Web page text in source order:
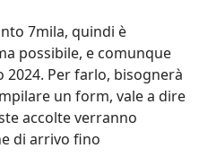
7mila, quindi è
possibile, e comunque
Per farlo, bisognerà
un form, vale a dire
accolte verranno
di arrivo fino